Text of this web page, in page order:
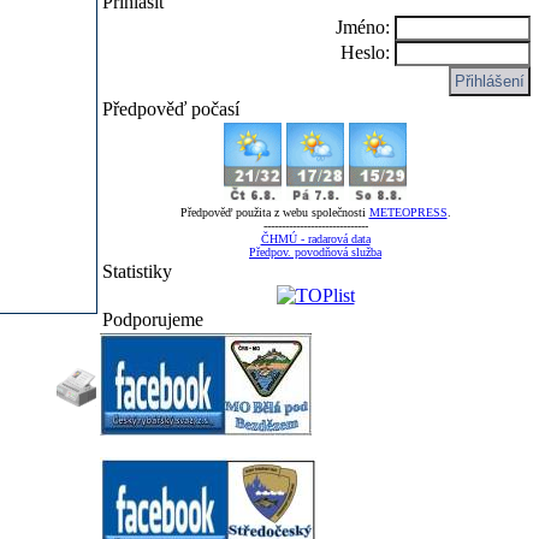
Jméno:
Heslo:
Předpověď počasí
Předpověď použita z webu společnosti METEOPRESS
-----------------------------
ČHMÚ - radarová data
Předpov. povodňová služba
Statistiky
Podporujeme